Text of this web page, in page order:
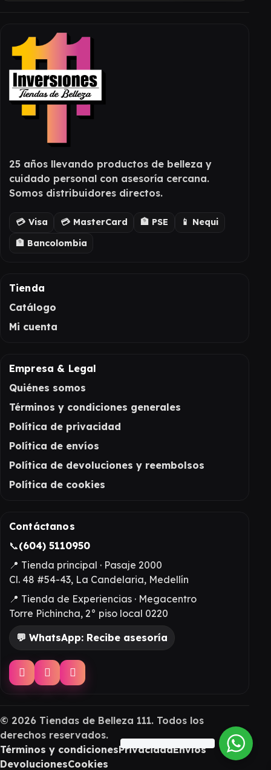
25 años llevando productos de belleza y
cuidado personal con asesoría cercana.
Somos distribuidores directos.
💳 Visa 💳 MasterCard 🏦 PSE
📱 Nequi
🏦 Bancolombia
Tienda
Catálogo
Mi cuenta
Empresa & Legal
Quiénes somos
Términos y condiciones generales
Política de privacidad
Política de envíos
Política de devoluciones y reembolsos
Política de cookies
Contáctanos
📞(604) 5110950
📍 Tienda principal · Pasaje 2000
Cl. 48 #54-43, La Candelaria, Medellín
📍 Tienda de Experiencias · Megacentro
Torre Pichincha, 2° piso local 0220
💬 WhatsApp: Recibe asesoría
© 2026 Tiendas de Belleza 111. Todos los
derechos reservados.
Términos y condicionesPrivacidadEnvíos
DevolucionesCookies